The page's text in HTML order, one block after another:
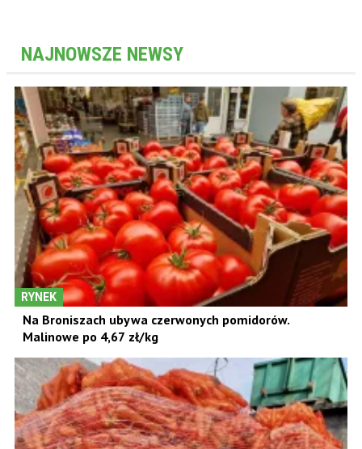
NAJNOWSZE NEWSY
RYNEK
Na Broniszach ubywa czerwonych pomidorów.
Malinowe po 4,67 zł/kg